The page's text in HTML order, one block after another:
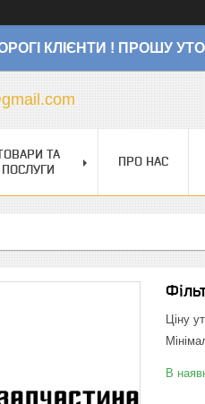
КЛІЄНТИ ! ПРОШУ
ТА
ПОСЛУГИ
ПРО НАС
Ціну
В